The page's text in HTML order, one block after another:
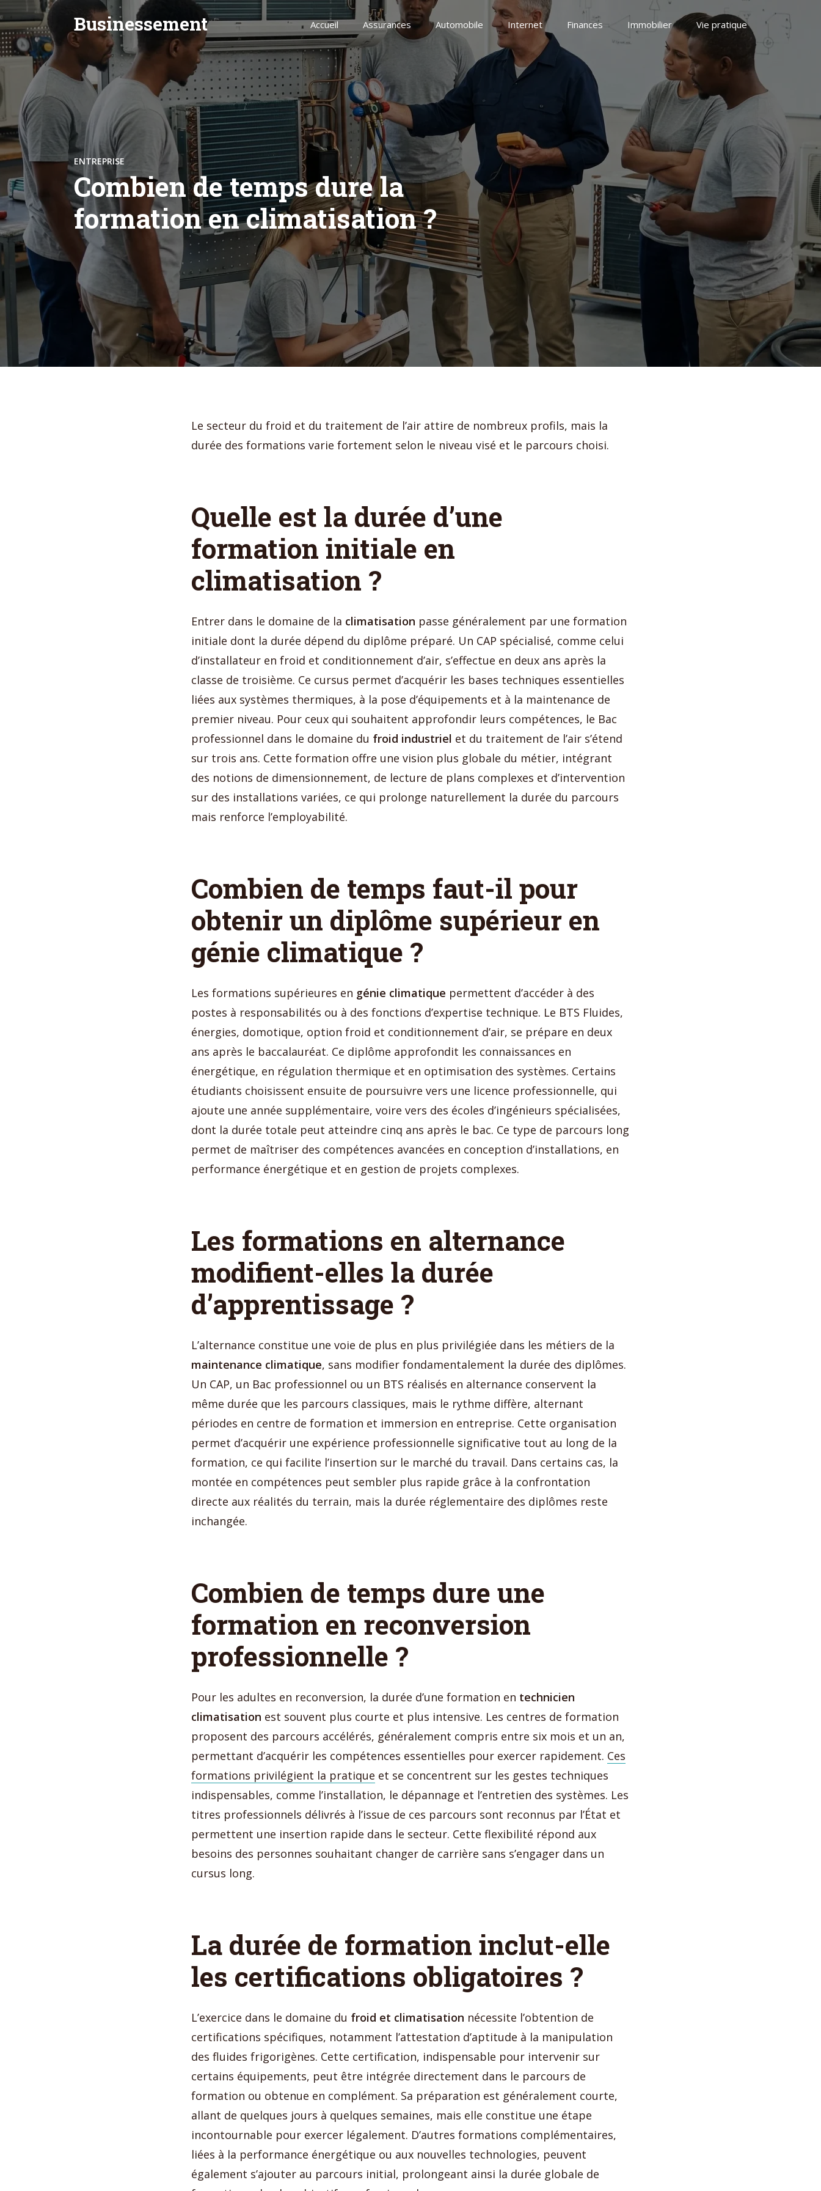
Businessement Accueil Assurances Automobile Internet Finances Immobilier Vie pratique
ENTREPRISE
Combien de temps dure la
formation en climatisation ?
Le secteur du froid et du traitement de l’air attire de nombreux profils, mais la
durée des formations varie fortement selon le niveau visé et le parcours choisi.
Quelle est la durée d’une
formation initiale en
climatisation ?
Entrer dans le domaine de la climatisation passe généralement par une formation
initiale dont la durée dépend du diplôme préparé. Un CAP spécialisé, comme celui
d’installateur en froid et conditionnement d’air, s’effectue en deux ans après la
classe de troisième. Ce cursus permet d’acquérir les bases techniques essentielles
liées aux systèmes thermiques, à la pose d’équipements et à la maintenance de
premier niveau. Pour ceux qui souhaitent approfondir leurs compétences, le Bac
professionnel dans le domaine du froid industriel et du traitement de l’air s’étend
sur trois ans. Cette formation offre une vision plus globale du métier, intégrant
des notions de dimensionnement, de lecture de plans complexes et d’intervention
sur des installations variées, ce qui prolonge naturellement la durée du parcours
mais renforce l’employabilité.
Combien de temps faut-il pour
obtenir un diplôme supérieur en
génie climatique ?
Les formations supérieures en génie climatique permettent d’accéder à des
postes à responsabilités ou à des fonctions d’expertise technique. Le BTS Fluides,
énergies, domotique, option froid et conditionnement d’air, se prépare en deux
ans après le baccalauréat. Ce diplôme approfondit les connaissances en
énergétique, en régulation thermique et en optimisation des systèmes. Certains
étudiants choisissent ensuite de poursuivre vers une licence professionnelle, qui
ajoute une année supplémentaire, voire vers des écoles d’ingénieurs spécialisées,
dont la durée totale peut atteindre cinq ans après le bac. Ce type de parcours long
permet de maîtriser des compétences avancées en conception d’installations, en
performance énergétique et en gestion de projets complexes.
Les formations en alternance
modifient-elles la durée
d’apprentissage ?
L’alternance constitue une voie de plus en plus privilégiée dans les métiers de la
maintenance climatique, sans modifier fondamentalement la durée des diplômes.
Un CAP, un Bac professionnel ou un BTS réalisés en alternance conservent la
même durée que les parcours classiques, mais le rythme diffère, alternant
périodes en centre de formation et immersion en entreprise. Cette organisation
permet d’acquérir une expérience professionnelle significative tout au long de la
formation, ce qui facilite l’insertion sur le marché du travail. Dans certains cas, la
montée en compétences peut sembler plus rapide grâce à la confrontation
directe aux réalités du terrain, mais la durée réglementaire des diplômes reste
inchangée.
Combien de temps dure une
formation en reconversion
professionnelle ?
Pour les adultes en reconversion, la durée d’une formation en technicien
climatisation est souvent plus courte et plus intensive. Les centres de formation
proposent des parcours accélérés, généralement compris entre six mois et un an,
permettant d’acquérir les compétences essentielles pour exercer rapidement. Ces
formations privilégient la pratique et se concentrent sur les gestes techniques
indispensables, comme l’installation, le dépannage et l’entretien des systèmes. Les
titres professionnels délivrés à l’issue de ces parcours sont reconnus par l’État et
permettent une insertion rapide dans le secteur. Cette flexibilité répond aux
besoins des personnes souhaitant changer de carrière sans s’engager dans un
cursus long.
La durée de formation inclut-elle
les certifications obligatoires ?
L’exercice dans le domaine du froid et climatisation nécessite l’obtention de
certifications spécifiques, notamment l’attestation d’aptitude à la manipulation
des fluides frigorigènes. Cette certification, indispensable pour intervenir sur
certains équipements, peut être intégrée directement dans le parcours de
formation ou obtenue en complément. Sa préparation est généralement courte,
allant de quelques jours à quelques semaines, mais elle constitue une étape
incontournable pour exercer légalement. D’autres formations complémentaires,
liées à la performance énergétique ou aux nouvelles technologies, peuvent
également s’ajouter au parcours initial, prolongeant ainsi la durée globale de